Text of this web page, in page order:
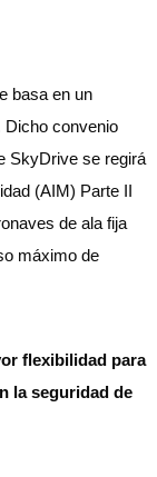
basa en un
Dicho convenio
SkyDrive se regirá
(AIM) Parte II
de ala fija
máximo de
flexibilidad para
la seguridad de